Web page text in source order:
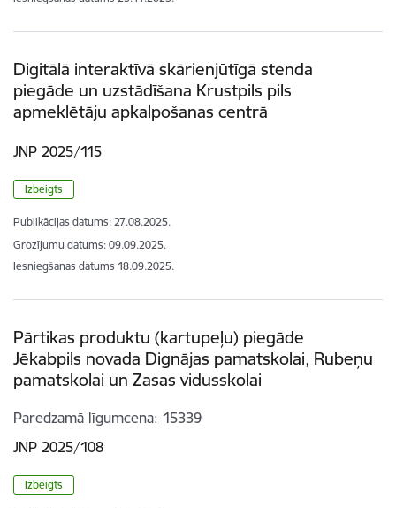
Digitālā interaktīvā skārienjūtīgā stenda
piegāde un uzstādīšana Krustpils pils
apmeklētāju apkalpošanas centrā
JNP 2025/115
Izbeigts
Publikācijas datums: 27.08.2025.
Grozījumu datums: 09.09.2025.
Iesniegšanas datums 18.09.2025.
Pārtikas produktu (kartupeļu) piegāde
Jēkabpils novada Dignājas pamatskolai, Rubeņu
pamatskolai un Zasas vidusskolai
Paredzamā līgumcena 15339
JNP 2025/108
Izbeigts